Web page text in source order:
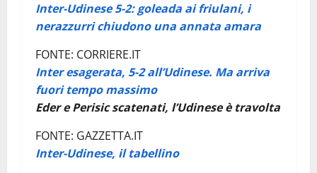
Inter-Udinese 5-2: goleada ai friulani, i
nerazzurri chiudono una annata amara
FONTE: CORRIERE.IT
Inter esagerata, 5-2 all’Udinese. Ma arriva
fuori tempo massimo
Eder e Perisic scatenati, l’Udinese è travolta
FONTE: GAZZETTA.IT
Inter-Udinese, il tabellino